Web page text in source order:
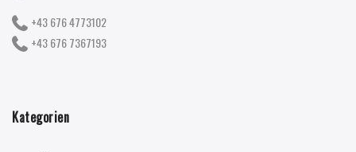
+43 676 4773102
+43 676 7367193
Kategorien